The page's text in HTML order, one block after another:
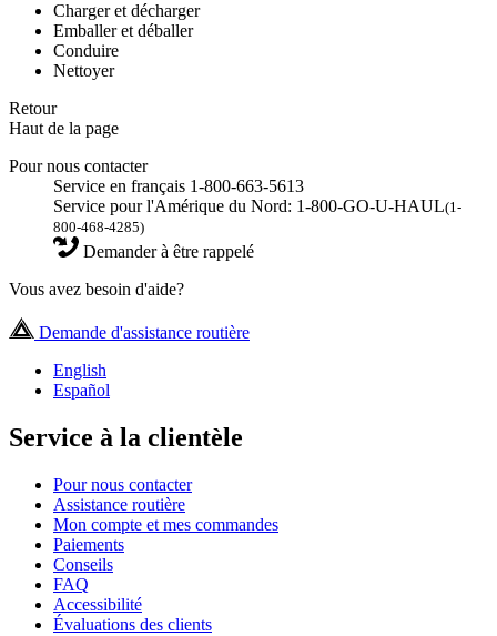
Charger et décharger
Emballer et déballer
Conduire
Nettoyer
Retour
Haut de la page
Pour nous contacter
Service en français 1-800-663-5613
Service pour l'Amérique du Nord: 1-800-GO-U-HAUL(1-
800-468-4285)
Demander à être rappelé
Vous avez besoin d'aide?
Demande d'assistance routière
English
Español
Service à la clientèle
Pour nous contacter
Assistance routière
Mon compte et mes commandes
Paiements
Conseils
FAQ
Accessibilité
Évaluations des clients